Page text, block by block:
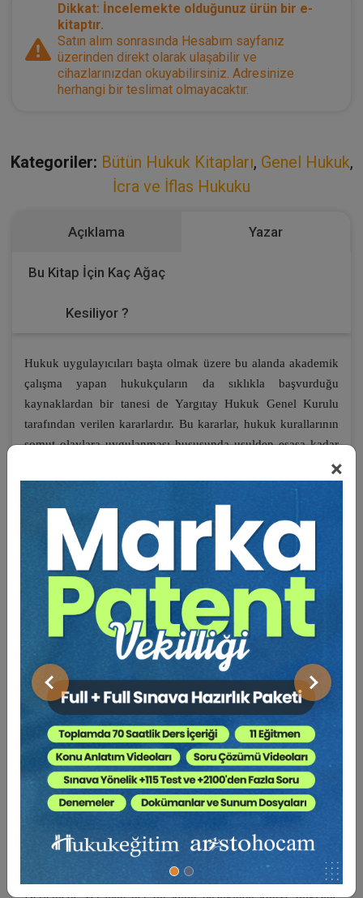
×
Önceki Sonraki
Dikkat: İncelemekte olduğunuz ürün bir e-
kitaptır.
Satın alım sonrasında Hesabım sayfanız
üzerinden direkt olarak ulaşabilir ve
cihazlarınızdan okuyabilirsiniz. Adresinize
herhangi bir teslimat olmayacaktır.
Kategoriler: Bütün Hukuk Kitapları, Genel Hukuk,
İcra ve İflas Hukuku
Açıklama Yazar
Bu Kitap İçin Kaç Ağaç
Kesiliyor ?
Hukuk uygulayıcıları başta olmak üzere bu alanda akademik
çalışma yapan hukukçuların da sıklıkla başvurduğu
kaynaklardan bir tanesi de Yargıtay Hukuk Genel Kurulu
tarafından verilen kararlardır. Bu kararlar, hukuk kurallarının
somut olaylara uygulanması hususunda usulden esasa kadar
ayrıntılı incelemeler içermesinin yanında teorik bilgiler de
içeriyor olması sebebiyle ayrıca öneme sahiptir. Verilen
kararların ekseriyetle kesin olması ve ilk derece
mahkemelerini bağlaması da emsal niteliğini
güçlendirmektedir. Bu nedenle her aşamadaki hukuk
uygulayıcıları için son derece yol gösterici olma özelliğini
İşte elinizdeki çalışma da Hukuk Genel Kurulu kararlarının
bu özellikleri dikkate alınarak, hukuk uygulayıcılarına
açacakları ve/veya yürütmekte oldukları davalarda yol
gösterici olabilmesi amacıyla hazırlanmıştır.
HGK Diyor Kiadı verilen bu seri, 2020-2022 yıllarını kapsar
şekilde, uygulamada en çok karşılaşılan, en dinamik, en çok
ihtiyaç duyulan konu başlıkları tespit edilerek belli bir konu
başlığına hasredilerek derlenen kararlardan oluşmaktadır.
Derlenen kararların her birine bir numara verilmiş, kararın
neye ilişkin olduğu hususu anahtar kelimeler kullanılmak
suretiyle içindekilerde başlık olarak yer almıştır. Kitap
içeriğinde ise her sayfanın üst başlığında karar numarasına
yer verilerek karar metnini bulmak kolaylaştırılmıştır.